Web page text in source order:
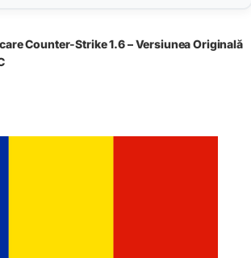
Counter‑Strike 1.6 – Versiunea Originală